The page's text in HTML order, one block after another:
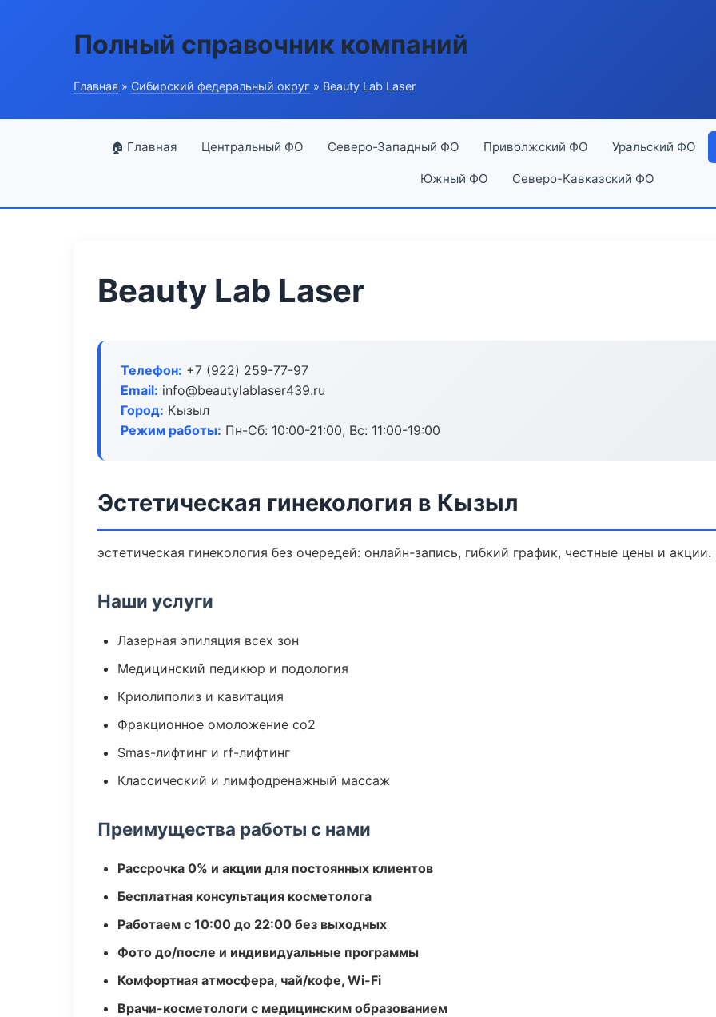
Полный справочник компаний
Главная » Сибирский федеральный округ » Beauty Lab Laser
🏠 Главная Центральный ФО Северо-Западный ФО Приволжский ФО Уральский ФО
Южный ФО Северо-Кавказский ФО
Beauty Lab Laser
Телефон: +7 (922) 259-77-97
Email: info@beautylablaser439.ru
Город: Кызыл
Режим работы: Пн-Сб: 10:00-21:00, Вс: 11:00-19:00
Эстетическая гинекология в Кызыл
эстетическая гинекология без очередей: онлайн-запись, гибкий график, честные цены и акции.
Наши услуги
Лазерная эпиляция всех зон
Медицинский педикюр и подология
Криолиполиз и кавитация
Фракционное омоложение co2
Smas-лифтинг и rf-лифтинг
Классический и лимфодренажный массаж
Преимущества работы с нами
Рассрочка 0% и акции для постоянных клиентов
Бесплатная консультация косметолога
Работаем с 10:00 до 22:00 без выходных
Фото до/после и индивидуальные программы
Комфортная атмосфера, чай/кофе, Wi-Fi
Врачи-косметологи с медицинским образованием